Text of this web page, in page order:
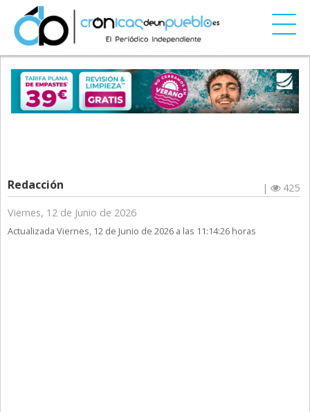
Redacción |
425
Viernes, 12 de Junio de 2026
Actualizada Viernes, 12 de Junio de 2026 a las 11:14:26 horas